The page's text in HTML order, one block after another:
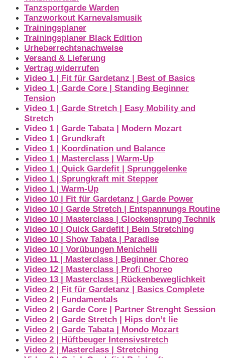
Tanzsportgarde Warden
Tanzworkout Karnevalsmusik
Trainingsplaner
Trainingsplaner Black Edition
Urheberrechtsnachweise
Versand & Lieferung
Vertrag widerrufen
Video 1 | Fit für Gardetanz | Best of Basics
Video 1 | Garde Core | Standing Beginner
Tension
Video 1 | Garde Stretch | Easy Mobility and
Stretch
Video 1 | Garde Tabata | Modern Mozart
Video 1 | Grundkraft
Video 1 | Koordination und Balance
Video 1 | Masterclass | Warm-Up
Video 1 | Quick Gardefit | Sprunggelenke
Video 1 | Sprungkraft mit Stepper
Video 1 | Warm-Up
Video 10 | Fit für Gardetanz | Garde Power
Video 10 | Garde Stretch | Entspannungs Routine
Video 10 | Masterclass | Glockensprung Technik
Video 10 | Quick Gardefit | Bein Stretching
Video 10 | Show Tabata | Paradise
Video 10 | Vorübungen Menichelli
Video 11 | Masterclass | Beginner Choreo
Video 12 | Masterclass | Profi Choreo
Video 13 | Masterclass | Rückenbeweglichkeit
Video 2 | Fit für Gardetanz | Basics Complete
Video 2 | Fundamentals
Video 2 | Garde Core | Partner Strenght Session
Video 2 | Garde Stretch | Hips don’t lie
Video 2 | Garde Tabata | Mondo Mozart
Video 2 | Hüftbeuger Intensivstretch
Video 2 | Masterclass | Stretching